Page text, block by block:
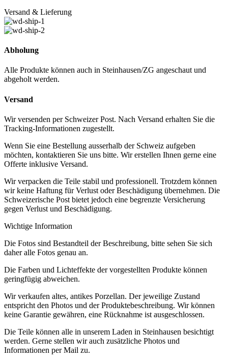
Versand & Lieferung
Abholung
Alle Produkte können auch in Steinhausen/ZG angeschaut und
abgeholt werden.
Versand
Wir versenden per Schweizer Post. Nach Versand erhalten Sie die
Tracking-Informationen zugestellt.
Wenn Sie eine Bestellung ausserhalb der Schweiz aufgeben
möchten, kontaktieren Sie uns bitte. Wir erstellen Ihnen gerne eine
Offerte inklusive Versand.
Wir verpacken die Teile stabil und professionell. Trotzdem können
wir keine Haftung für Verlust oder Beschädigung übernehmen. Die
Schweizerische Post bietet jedoch eine begrenzte Versicherung
gegen Verlust und Beschädigung.
Wichtige Information
Die Fotos sind Bestandteil der Beschreibung, bitte sehen Sie sich
daher alle Fotos genau an.
Die Farben und Lichteffekte der vorgestellten Produkte können
geringfügig abweichen.
Wir verkaufen altes, antikes Porzellan. Der jeweilige Zustand
entspricht den Photos und der Produktebeschreibung. Wir können
keine Garantie gewähren, eine Rücknahme ist ausgeschlossen.
Die Teile können alle in unserem Laden in Steinhausen besichtigt
werden. Gerne stellen wir auch zusätzliche Photos und
Informationen per Mail zu.